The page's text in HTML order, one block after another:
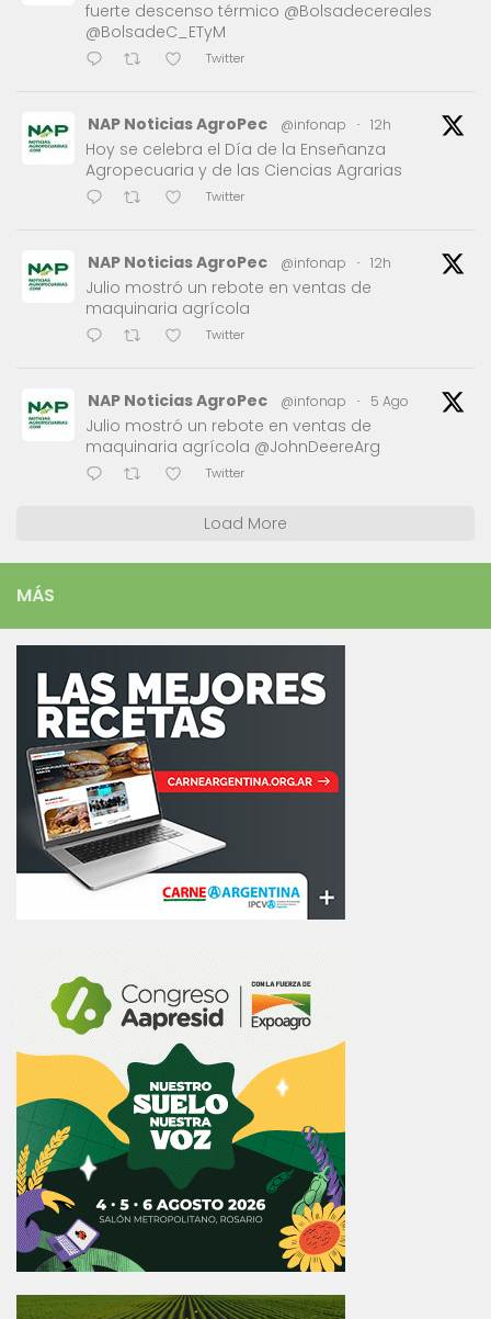
fuerte descenso térmico @Bolsadecereales
@BolsadeC_ETyM
Twitter
NAP Noticias AgroPec @infonap · 12h
Hoy se celebra el Día de la Enseñanza
Agropecuaria y de las Ciencias Agrarias
Twitter
NAP Noticias AgroPec @infonap · 12h
Julio mostró un rebote en ventas de
maquinaria agrícola
Twitter
NAP Noticias AgroPec @infonap · 5 Ago
Julio mostró un rebote en ventas de
maquinaria agrícola @JohnDeereArg
Twitter
Load More
MÁS